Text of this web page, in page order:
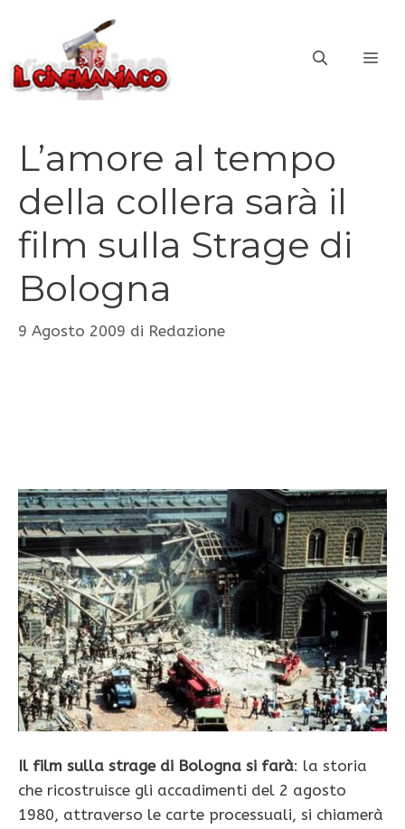
contenuto
L’amore al tempo
della collera sarà il
film sulla Strage di
Bologna
9 Agosto 2009 di Redazione
Il film sulla strage di Bologna si farà: la storia
che ricostruisce gli accadimenti del 2 agosto
1980, attraverso le carte processuali, si chiamerà